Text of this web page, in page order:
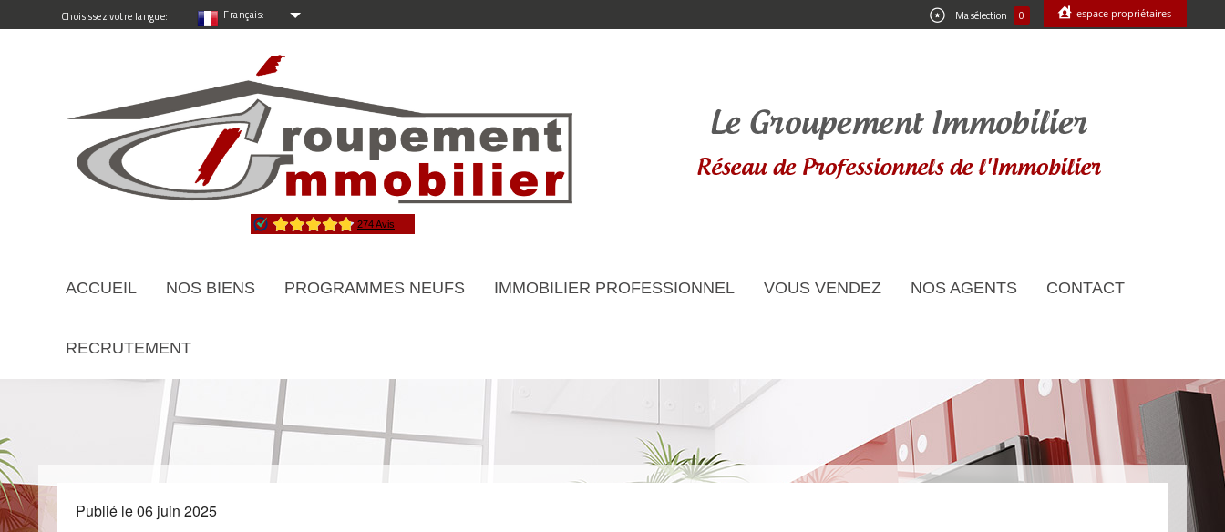
Choisissez votre langue: Français: Ma sélection 0 espace propriétaires
ACCUEIL NOS BIENS PROGRAMMES NEUFS IMMOBILIER PROFESSIONNEL VOUS VENDEZ NOS AGENTS CONTACT
RECRUTEMENT
Publié le06 juin 2025